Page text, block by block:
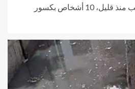
كتب – عماد إبراهيم أصيب منذ قليل، 10 أشخاص بكسور